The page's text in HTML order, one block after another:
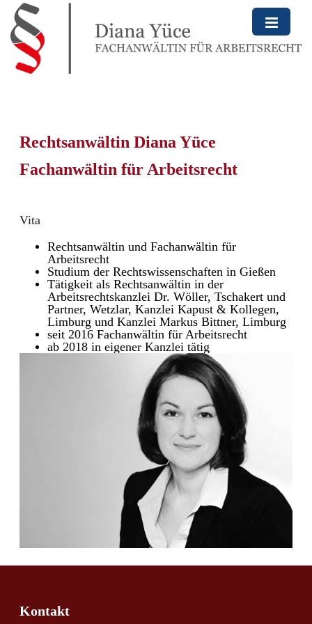
Startseite
Rechtsanwältin Diana Yüce
Fachanwältin für Arbeitsrecht
Vita
Rechtsanwältin und Fachanwältin für
Arbeitsrecht
Studium der Rechtswissenschaften in Gießen
Tätigkeit als Rechtsanwältin in der
Arbeitsrechtskanzlei Dr. Wöller, Tschakert und
Partner, Wetzlar, Kanzlei Kapust & Kollegen,
Limburg und Kanzlei Markus Bittner, Limburg
seit 2016 Fachanwältin für Arbeitsrecht
ab 2018 in eigener Kanzlei tätig
Kontakt